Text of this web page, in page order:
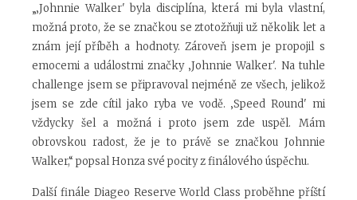
„‚Johnnie Walker' byla disciplína, která mi byla vlastní,
možná proto, že se značkou se ztotožňuji už několik let a
znám její příběh a hodnoty. Zároveň jsem je propojil s
emocemi a událostmi značky ‚Johnnie Walker'. Na tuhle
challenge jsem se připravoval nejméně ze všech, jelikož
jsem se zde cítil jako ryba ve vodě. ‚Speed Round' mi
vždycky šel a možná i proto jsem zde uspěl. Mám
obrovskou radost, že je to právě se značkou Johnnie
Walker,“ popsal Honza své pocity z finálového úspěchu.
Další finále Diageo Reserve World Class proběhne příští